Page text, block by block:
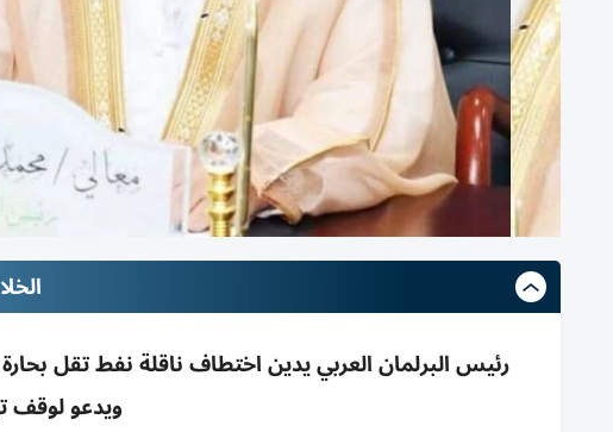
رئيس البرلمان العربي يدين اختطاف ناقلة نفط تقل
ويدعو لوقف